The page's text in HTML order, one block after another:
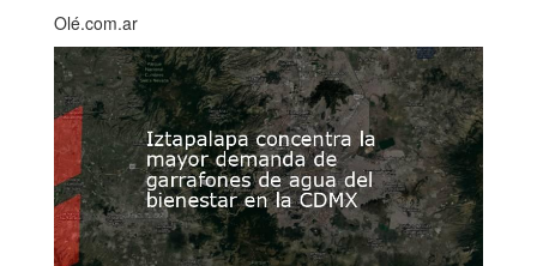
Olé.com.ar